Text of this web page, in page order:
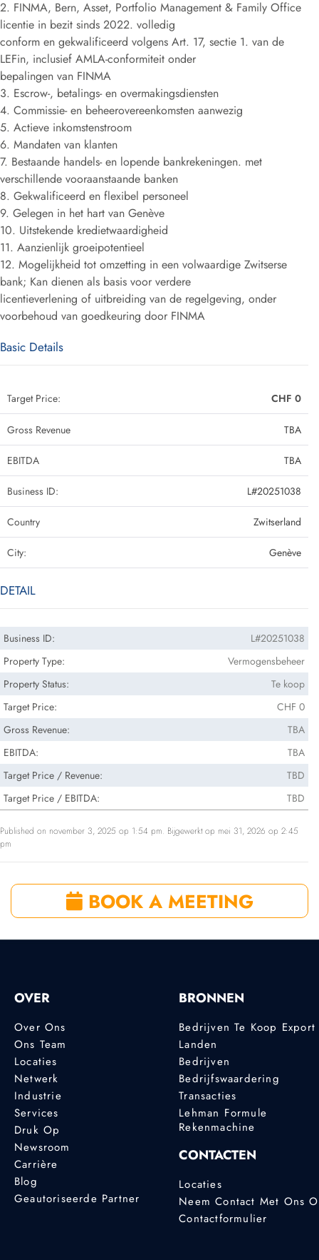
2. FINMA, Bern, Asset, Portfolio Management & Family Office
licentie in bezit sinds 2022. volledig
conform en gekwalificeerd volgens Art. 17, sectie 1. van de
LEFin, inclusief AMLA-conformiteit onder
bepalingen van FINMA
3. Escrow-, betalings- en overmakingsdiensten
4. Commissie- en beheerovereenkomsten aanwezig
5. Actieve inkomstenstroom
6. Mandaten van klanten
7. Bestaande handels- en lopende bankrekeningen. met
verschillende vooraanstaande banken
8. Gekwalificeerd en flexibel personeel
9. Gelegen in het hart van Genève
10. Uitstekende kredietwaardigheid
11. Aanzienlijk groeipotentieel
12. Mogelijkheid tot omzetting in een volwaardige Zwitserse
bank; Kan dienen als basis voor verdere
licentieverlening of uitbreiding van de regelgeving, onder
voorbehoud van goedkeuring door FINMA
Basic Details
Target Price: CHF 0
Gross Revenue TBA
EBITDA TBA
Business ID: L#20251038
Country Zwitserland
City: Genève
DETAIL
Business ID:
L#20251038
Property Type:
Vermogensbeheer
Property Status:
Te koop
Target Price:
CHF 0
Gross Revenue:
TBA
EBITDA:
TBA
Target Price / Revenue:
TBD
Target Price / EBITDA:
TBD
Published on november 3, 2025 op 1:54 pm. Bijgewerkt op mei 31, 2026 op 2:45
pm
BOOK A MEETING
OVER
Over Ons
Ons Team
Locaties
Netwerk
Industrie
Services
Druk Op
Newsroom
Carrière
Blog
Geautoriseerde Partner
BRONNEN
Bedrijven Te Koop Export
Landen
Bedrijven
Bedrijfswaardering
Transacties
Lehman Formule
Rekenmachine
CONTACTEN
Locaties
Neem Contact Met Ons
Contactformulier